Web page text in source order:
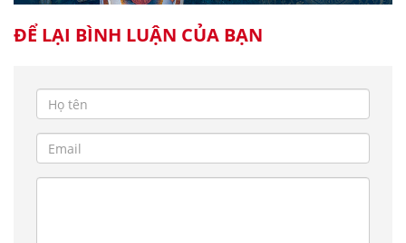
ĐỂ LẠI BÌNH LUẬN CỦA BẠN